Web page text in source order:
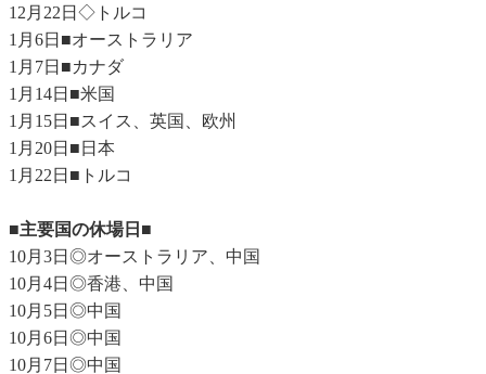
12月22日◇トルコ
1月6日■オーストラリア
1月7日■カナダ
1月14日■米国
1月15日■スイス、英国、欧州
1月20日■日本
1月22日■トルコ
■主要国の休場日■
10月3日◎オーストラリア、中国
10月4日◎香港、中国
10月5日◎中国
10月6日◎中国
10月7日◎中国